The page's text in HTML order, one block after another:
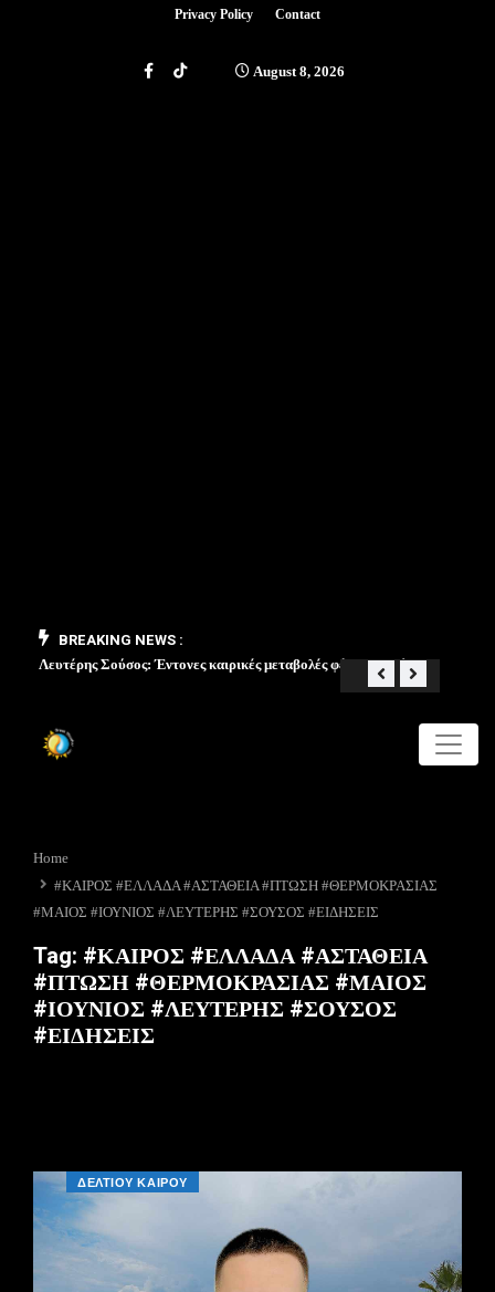
Privacy Policy Contact
August 8, 2026
BREAKING NEWS :
Λευτέρης Σούσος: Έντονες καιρικές μεταβολές φέρνει ο Μάιος
Home
#ΚΑΙΡΟΣ #ΕΛΛΑΔΑ #ΑΣΤΑΘΕΙΑ #ΠΤΩΣΗ #ΘΕΡΜΟΚΡΑΣΙΑΣ
#ΜΑΙΟΣ #ΙΟΥΝΙΟΣ #ΛΕΥΤΕΡΗΣ #ΣΟΥΣΟΣ #ΕΙΔΗΣΕΙΣ
Tag: #ΚΑΙΡΟΣ #ΕΛΛΑΔΑ #ΑΣΤΑΘΕΙΑ
#ΠΤΩΣΗ #ΘΕΡΜΟΚΡΑΣΙΑΣ #ΜΑΙΟΣ
#ΙΟΥΝΙΟΣ #ΛΕΥΤΕΡΗΣ #ΣΟΥΣΟΣ
#ΕΙΔΗΣΕΙΣ
ΔΕΛΤΙΟΥ ΚΑΙΡΟΥ